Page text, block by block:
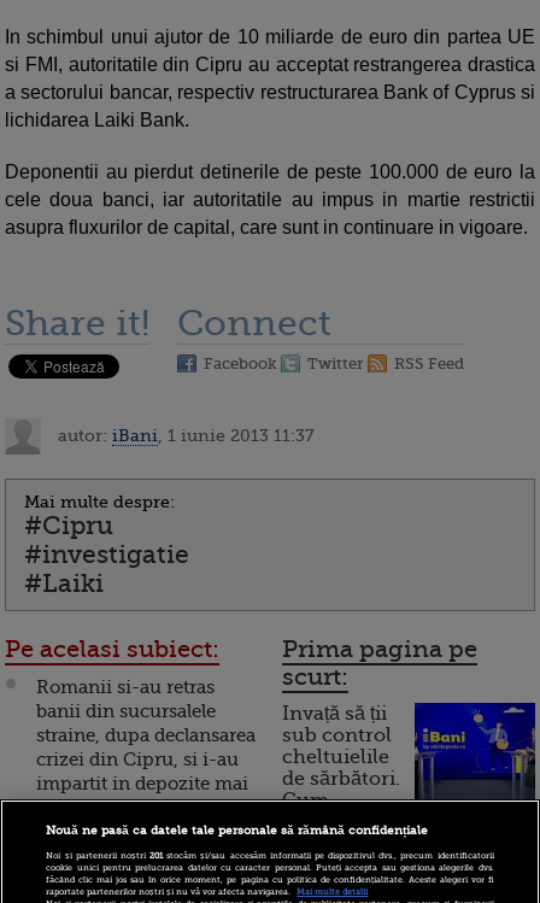
In schimbul unui ajutor de 10 miliarde de euro din partea UE
si FMI, autoritatile din Cipru au acceptat restrangerea drastica
a sectorului bancar, respectiv restructurarea Bank of Cyprus si
lichidarea Laiki Bank.
Deponentii au pierdut detinerile de peste 100.000 de euro la
cele doua banci, iar autoritatile au impus in martie restrictii
asupra fluxurilor de capital, care sunt in continuare in vigoare.
Share it! Connect
Facebook Twitter RSS Feed
autor: iBani , 1 iunie 2013 11:37
Mai multe despre:
#Cipru
#investigatie
#Laiki
Pe acelasi subiect:
Romanii si-au retras
banii din sucursalele
straine, dupa declansarea
crizei din Cipru, si i-au
impartit in depozite mai
mici
Bancherii din Portugalia
se tem de "virusul"
cipriot
Prima pagina pe
scurt:
Invață să ții
sub control
cheltuielile
de sărbători.
Cum
cumpărături
Nouă ne pasă ca datele tale personale să rămână confidențiale
Noi și partenerii noștri201stocăm și/sau accesăm informații pe dispozitivul dvs., precum identificatorii
cookie unici pentru prelucrarea datelor cu caracter personal. Puteți accepta sau gestiona alegerile dvs.
făcând clic mai jos sau în orice moment, pe pagina cu politica de confidențialitate. Aceste alegeri vor fi
raportate partenerilor noștri și nu vă vor afecta navigarea.
Mai multe detalii